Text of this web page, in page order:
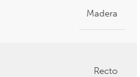
Madera
Recto